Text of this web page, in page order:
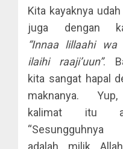
Kita kayaknya udah
juga dengan
“Innaa lillaahi wa
ilaihi raaji’uun”.
kita sangat hapal
maknanya.
kalimat itu
“Sesungguhnya
adalah milik